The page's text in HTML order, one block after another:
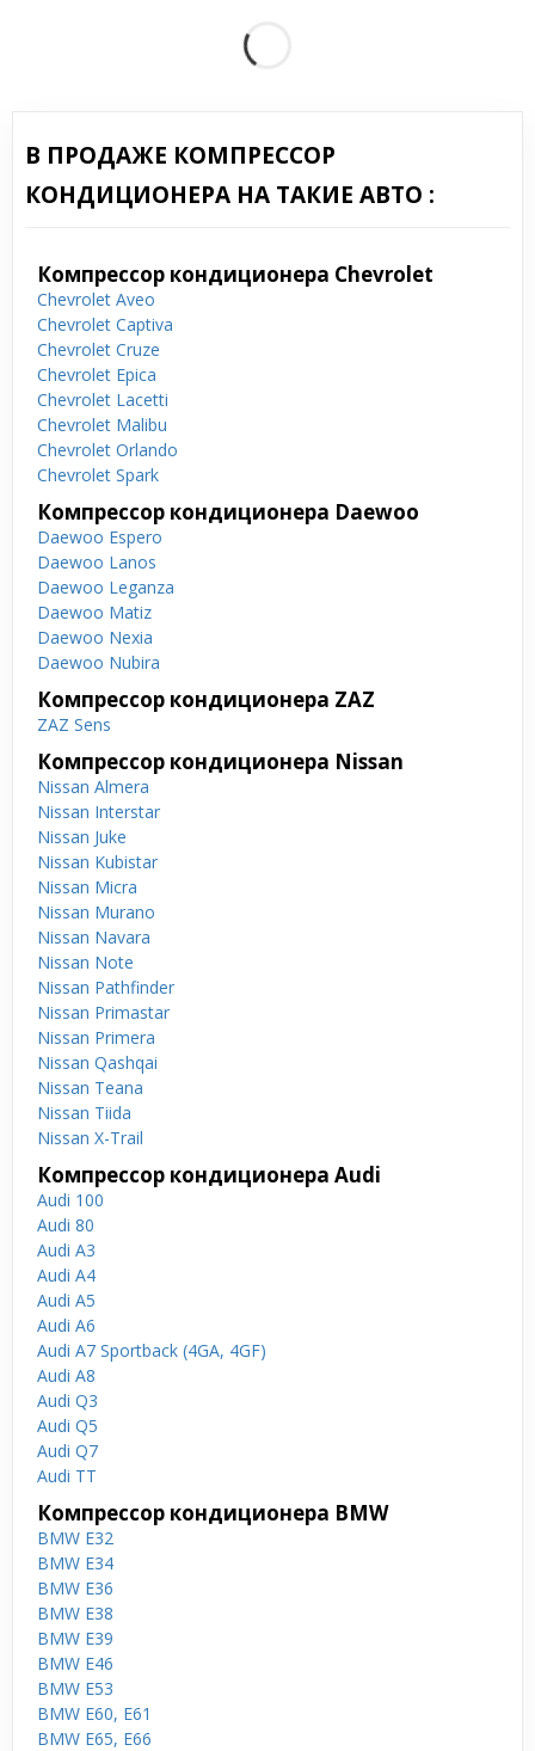
В ПРОДАЖЕ КОМПРЕССОР
КОНДИЦИОНЕРА НА ТАКИЕ АВТО :
Компрессор кондиционера Chevrolet
Chevrolet Aveo
Chevrolet Captiva
Chevrolet Cruze
Chevrolet Epica
Chevrolet Lacetti
Chevrolet Malibu
Chevrolet Orlando
Chevrolet Spark
Компрессор кондиционера Daewoo
Daewoo Espero
Daewoo Lanos
Daewoo Leganza
Daewoo Matiz
Daewoo Nexia
Daewoo Nubira
Компрессор кондиционера ZAZ
ZAZ Sens
Компрессор кондиционера Nissan
Nissan Almera
Nissan Interstar
Nissan Juke
Nissan Kubistar
Nissan Micra
Nissan Murano
Nissan Navara
Nissan Note
Nissan Pathfinder
Nissan Primastar
Nissan Primera
Nissan Qashqai
Nissan Teana
Nissan Tiida
Nissan X-Trail
Компрессор кондиционера Audi
Audi 100
Audi 80
Audi A3
Audi A4
Audi A5
Audi A6
Audi A7 Sportback (4GA, 4GF)
Audi A8
Audi Q3
Audi Q5
Audi Q7
Audi TT
Компрессор кондиционера BMW
BMW E32
BMW E34
BMW E36
BMW E38
BMW E39
BMW E46
BMW E53
BMW E60, E61
BMW E65, E66